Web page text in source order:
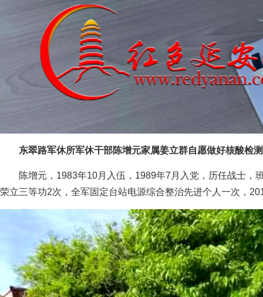
东翠路军休所军休干部陈增元家属姜立群自愿做好核酸检
陈增元，1983年10月入伍，1989年7月入党，历任战士，
荣立三等功2次，全军固定台站电源综合整治先进个人一次，